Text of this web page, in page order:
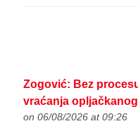
Zogović: Bez
vraćanja
on 06/08/2026 at 09:26